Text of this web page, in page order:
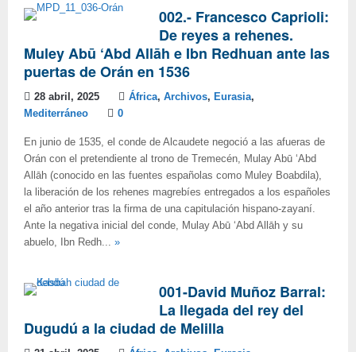
002.- Francesco Caprioli:
De reyes a rehenes.
Muley Abū ‘Abd Allāh e Ibn Redhuan ante las
puertas de Orán en 1536
28 abril, 2025 África, Archivos, Eurasia,
Mediterráneo
0
En junio de 1535, el conde de Alcaudete negoció a las afueras de
Orán con el pretendiente al trono de Tremecén, Mulay Abū ‘Abd
Allāh (conocido en las fuentes españolas como Muley Boabdila),
la liberación de los rehenes magrebíes entregados a los españoles
el año anterior tras la firma de una capitulación hispano-zayaní.
Ante la negativa inicial del conde, Mulay Abū ‘Abd Allāh y su
abuelo, Ibn Redh... »
001-David Muñoz Barral:
La llegada del rey del
Dugudú a la ciudad de Melilla